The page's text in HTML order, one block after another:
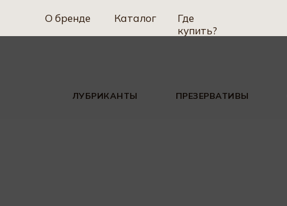
О бренде Каталог
Где
купить?
ЛУБРИКАНТЫ ПРЕЗЕРВАТИВЫ